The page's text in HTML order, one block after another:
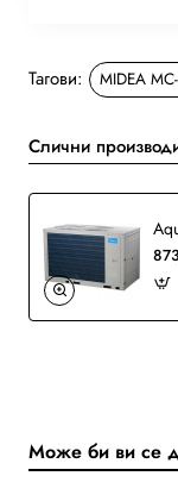
Тагови: MIDEA
Слични
Може би ви се